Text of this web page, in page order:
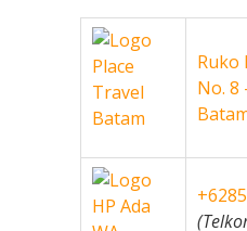
Ruko
No. 8